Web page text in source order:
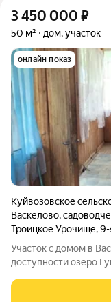
3 450 000 ₽
50 м² дом, участок
онлайн показ
Куйвозовское
Васкелово,
Троицкое Урочище,9-
Участок с домом в
доступности озеро
комнаты.